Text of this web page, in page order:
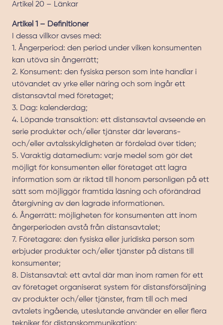
Artikel 20 – Länkar
Artikel 1 – Definitioner
I dessa villkor avses med:
1. Ångerperiod: den period under vilken konsumenten
kan utöva sin ångerrätt;
2. Konsument: den fysiska person som inte handlar i
utövandet av yrke eller näring och som ingår ett
distansavtal med företaget;
3. Dag: kalenderdag;
4. Löpande transaktion: ett distansavtal avseende en
serie produkter och/eller tjänster där leverans-
och/eller avtalsskyldigheten är fördelad över tiden;
5. Varaktig datamedium: varje medel som gör det
möjligt för konsumenten eller företaget att lagra
information som är riktad till honom personligen på ett
sätt som möjliggör framtida läsning och oförändrad
återgivning av den lagrade informationen.
6. Ångerrätt: möjligheten för konsumenten att inom
ångerperioden avstå från distansavtalet;
7. Företagare: den fysiska eller juridiska person som
erbjuder produkter och/eller tjänster på distans till
konsumenter;
8. Distansavtal: ett avtal där man inom ramen för ett
av företaget organiserat system för distansförsäljning
av produkter och/eller tjänster, fram till och med
avtalets ingående, uteslutande använder en eller flera